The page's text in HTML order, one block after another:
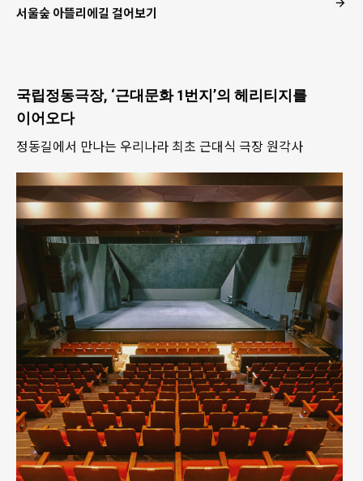
서울숲 아뜰리에길 걸어보기
국립정동극장, ‘근대문화 1번지’의 헤리티지를
이어오다
정동길에서 만나는 우리나라 최초 근대식 극장 원각사